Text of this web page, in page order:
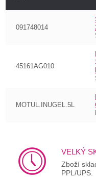
091748014
45161AG010
MOTUL.INUGEL.5L
VELKÝ
Zboží
PPL/UPS.